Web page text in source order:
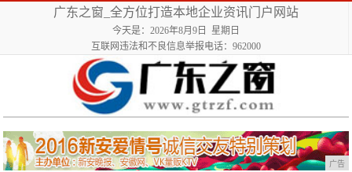
广东之窗_全方位打造本地企业资讯门户网站
今天是：2026年8月9日 星期日
互联网违法和不良信息举报电话：962000
广告